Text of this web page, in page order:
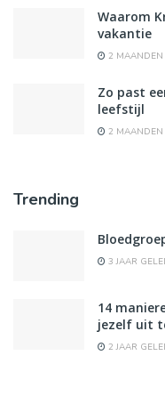
Waarom
vakantie
2 MAANDEN
Zo past
leefstijl
2 MAANDEN
Trending
3 JAAR
14
jezelf uit
2 JAAR